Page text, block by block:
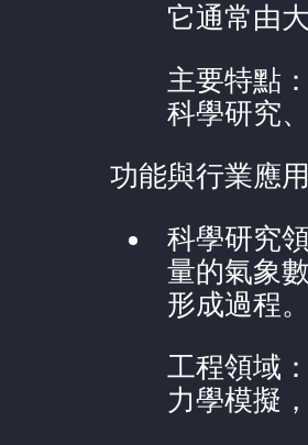
它通常由
主要特點
科學研究
功能與行業應
科學研究
量的氣象
形成過程。
工程領域
力學模擬